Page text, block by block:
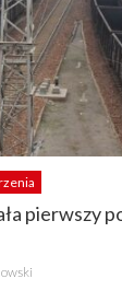
pierwszy